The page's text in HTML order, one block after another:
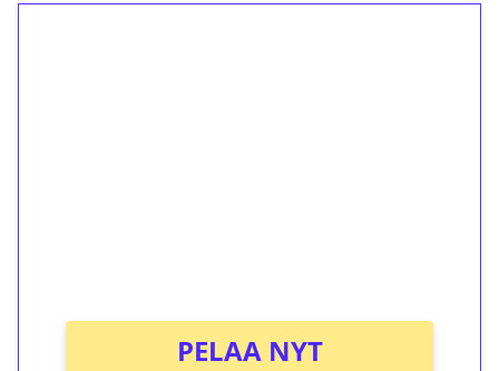
PELAA NYT